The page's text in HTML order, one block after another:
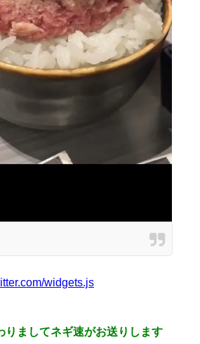
widgets.js
りましてネギ速がお送りします